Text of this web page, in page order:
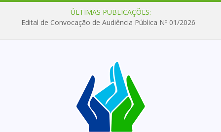
ÚLTIMAS PUBLICAÇÕES:
Edital de Convocação de Audiência Pública Nº 01/2026